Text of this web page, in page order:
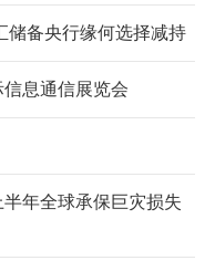
备央行缘何选择减持
信息通信展览会
年全球承保巨灾损失